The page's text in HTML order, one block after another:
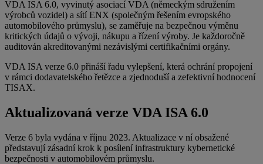
VDA ISA 6.0, vyvinutý asociací VDA (německým sdružením
výrobců vozidel) a sítí ENX (společným řešením evropského
automobilového průmyslu), se zaměřuje na bezpečnou výměnu
kritických údajů o vývoji, nákupu a řízení výroby. Je každoročně
auditován akreditovanými nezávislými certifikačními orgány.
VDA ISA verze 6.0 přináší řadu vylepšení, která ochrání propojení
v rámci dodavatelského řetězce a zjednoduší a zefektivní hodnocení
TISAX.
Aktualizovaná verze VDA ISA 6.0
Verze 6 byla vydána v říjnu 2023. Aktualizace v ní obsažené
představují zásadní krok k posílení infrastruktury kybernetické
bezpečnosti v automobilovém průmyslu.